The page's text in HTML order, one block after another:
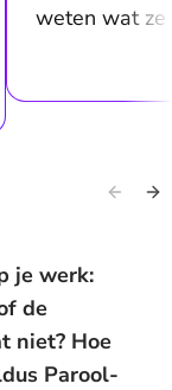
weten wat ze
je werk:
de
niet? Hoe
Parool-